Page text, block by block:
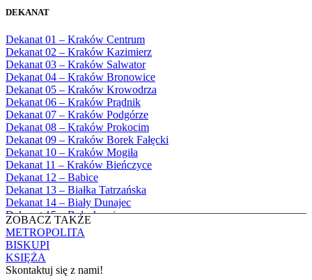
1983
1985
1986
1987
1988
1989
1990
1991
1992
1993
1994
1995
1996
1997
1998
1999
2000
2001
2002
2003
2004
Bęczarka, Parafia Matki Boskiej
Będkowice, Parafia Najświętszej Maryi
Panny Królowej
Białka Górna, Parafia Matki Bożej
Królowej Rodzin
Białka Tatrzańska, Parafia Świętych
Apostołów Szymona i Judy Tadeusza
Biały Dunajec, Parafia Matki Bożej
Królowej Aniołów
Biały Kościół, Parafia św. Mikołaja
Bibice, Parafia Matki Bożej Nieustającej
Pomocy
Bieńkówka, Parafia Przenajświętszej Trójcy
Biertowice, Parafia Matki Bożej
Różańcowej
Biórków Wielki, Parafia Wniebowzięcia
NMP
Biskupice, Parafia św. Marcina
Bobrek, Parafia Przenajświętszej Trójcy
Bodzanów, Parafia Świętych Apostołów
DEKANAT
Dekanat 01 – Kraków Centrum
Dekanat 02 – Kraków Kazimierz
Dekanat 03 – Kraków Salwator
Dekanat 04 – Kraków Bronowice
Dekanat 05 – Kraków Krowodrza
Dekanat 06 – Kraków Prądnik
Dekanat 07 – Kraków Podgórze
Dekanat 08 – Kraków Prokocim
Dekanat 09 – Kraków Borek Fałęcki
Dekanat 10 – Kraków Mogiła
Dekanat 11 – Kraków Bieńczyce
Dekanat 12 – Babice
Dekanat 13 – Białka Tatrzańska
Dekanat 14 – Biały Dunajec
Dekanat 15 – Bolechowice
Dekanat 16 – Chrzanów
Dekanat 17 – Czarny Dunajec
Dekanat 18 – Czernichów
Dekanat 19 – Dobczyce
ZOBACZ TAKŻE
METROPOLITA
BISKUPI
KSIĘŻA
Skontaktuj się z nami!